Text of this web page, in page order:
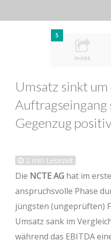
5
SHARE
Umsatz sinkt um
Auftragseingang
Gegenzug
2 min Lesezeit
Die NCTE AG hat im
anspruchsvolle Phase
jüngsten (ungeprüften)
Umsatz sank im
während das EBITDA